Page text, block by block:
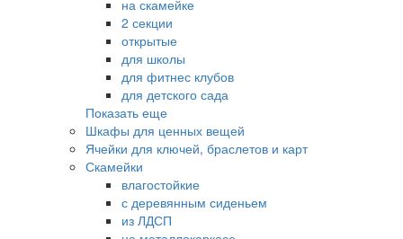
на скамейке
2 секции
открытые
для школы
для фитнес клубов
для детского сада
Показать еще
Шкафы для ценных вещей
Ячейки для ключей, браслетов и карт
Скамейки
влагостойкие
с деревянным сиденьем
из ЛДСП